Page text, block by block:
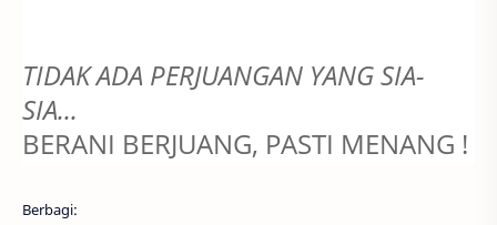
TIDAK ADA PERJUANGAN YANG SIA-
SIA...
BERANI BERJUANG, PASTI MENANG !